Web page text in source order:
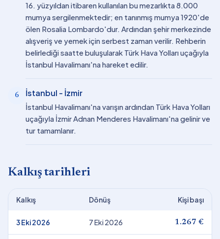
16. yüzyıldan itibaren kullanılan bu mezarlıkta 8.000
mumya sergilenmektedir; en tanınmış mumya 1920'de
ölen Rosalia Lombardo'dur. Ardından şehir merkezinde
alışveriş ve yemek için serbest zaman verilir. Rehberin
belirlediği saatte buluşularak Türk Hava Yolları uçağıyla
İstanbul Havalimanı'na hareket edilir.
6 İstanbul - İzmir
İstanbul Havalimanı'na varışın ardından Türk Hava Yolları
uçağıyla İzmir Adnan Menderes Havalimanı'na gelinir ve
tur tamamlanır.
Kalkış tarihleri
Kalkış Dönüş Kişi başı
3 Eki 2026 7 Eki 2026 1.267 €